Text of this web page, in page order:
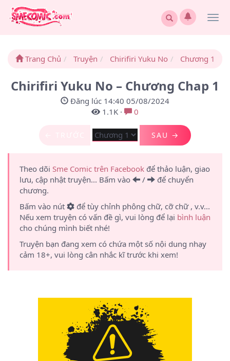
Trang Chủ Truyện Chirifiri Yuku No Chương 1
Chirifiri Yuku No – Chương Chap 1
Đăng lúc 14:40 05/08/2024
1.1K · 0
SAU →
Theo dõi Sme Comic trên Facebook để thảo luận, giao
lưu, cập nhật truyện... Bấm vào
/
để chuyển
chương.
Bấm vào nút
để tùy chỉnh phông chữ, cỡ chữ , v.v...
Nếu xem truyện có vấn đề gì, vui lòng để lại bình luận
cho chúng mình biết nhé!
Truyện bạn đang xem có chứa một số nội dung nhạy
cảm 18+, vui lòng cân nhắc kĩ trước khi xem!